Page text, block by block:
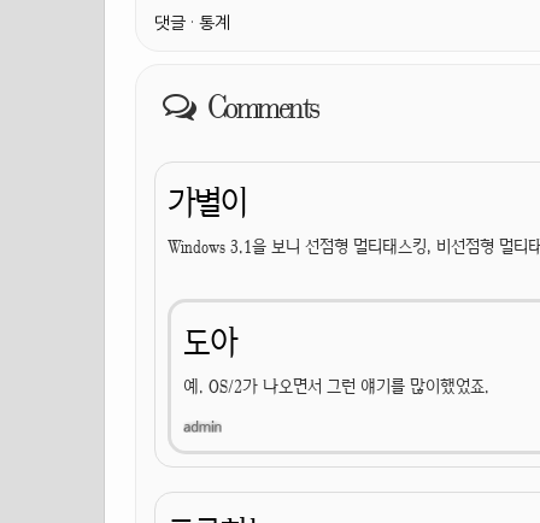
댓글 · 통계
Comments
가별이
Windows 3.1을 보니 선점형 멀티태스킹, 비선점형 멀
도아
예. OS/2가 나오면서 그런 얘기를 많이했었죠.